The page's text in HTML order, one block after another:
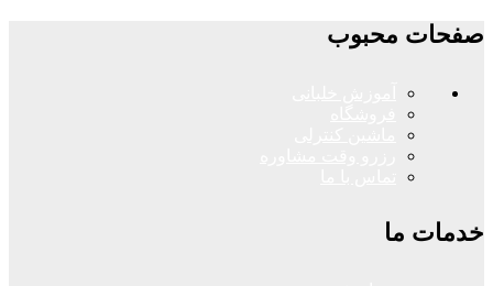
صفحات محبوب
خدمات ما